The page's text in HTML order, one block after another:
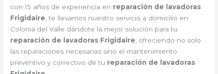
con 15 años de experiencia en reparación de lavadoras
Frigidaire , te llevamos nuestro servicio a domicilio en
Colonia del Valle dándote la mejor solución para tu
reparación de lavadoras Frigidaire , ofreciendo no solo
las reparaciones necesarias sino el mantenimiento
preventivo y correctivo de tu reparación de lavadoras